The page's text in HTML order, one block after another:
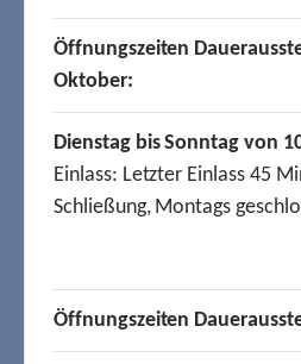
Öffnungszeiten
Oktober:
Dienstag bis Sonntag von
Einlass: Letzter Einlass 45
Schließung, Montags
Öffnungszeiten